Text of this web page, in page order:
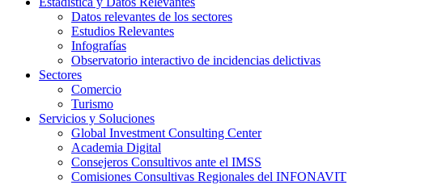
Datos relevantes de los sectores
Estudios Relevantes
Infografías
Observatorio interactivo de incidencias delictivas
Sectores
Comercio
Turismo
Servicios y Soluciones
Global Investment Consulting Center
Academia Digital
Consejeros Consultivos ante el IMSS
Comisiones Consultivas Regionales del INFONAVIT